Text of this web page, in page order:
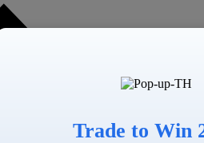
Trade to Win